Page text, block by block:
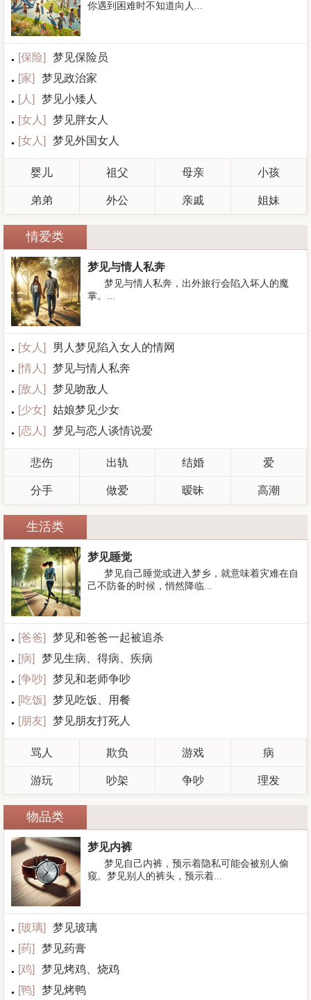
你遇到困难时不知道向人...
[保险]
梦见保险员
[家]
梦见政治家
[人 ]
梦见小矮人
[女人 ]
梦见胖女人
[女人 ] 梦见外国女人
婴儿 祖父 母亲 小孩
弟弟 外公 亲戚 姐妹
情爱类
梦见与情人私奔
梦见与情人私奔，出外旅行会陷入坏人的魔
掌。...
[女人 ]
男人梦见陷入女人的情网
[情人 ]
梦见与情人私奔
[敌人 ]
梦见吻敌人
[少女]
姑娘梦见少女
[恋人 ] 梦见与恋人谈情说爱
悲伤 出轨 结婚 爱
分手 做爱 暧昧 高潮
生活类
梦见睡觉
梦见自己睡觉或进入梦乡，就意味着灾难在自
己不防备的时候，悄然降临...
[爸爸]
梦见和爸爸一起被追杀
[病]
梦见生病、得病、疾病
[争吵]
梦见和老师争吵
[吃饭]
梦见吃饭、用餐
[朋友] 梦见朋友打死人
骂人 欺负 游戏 病
游玩 吵架 争吵 理发
物品类
梦见内裤
梦见自己内裤，预示着隐私可能会被别人偷
窥。梦见别人的裤头，预示着...
[玻璃]
梦见玻璃
[药]
梦见药膏
[鸡]
梦见烤鸡、烧鸡
[鸭] 梦见烤鸭